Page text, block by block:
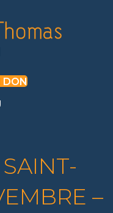
DON
–